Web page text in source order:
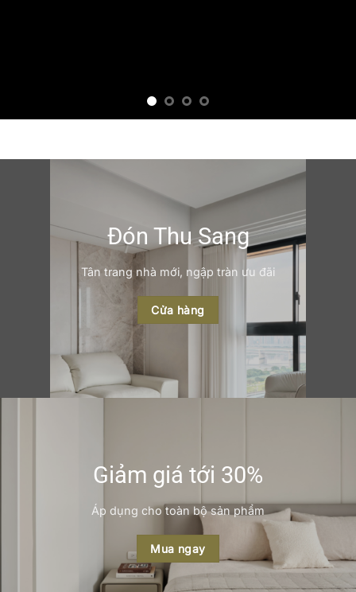
Đón Thu Sang
Tân trang nhà mới, ngập tràn ưu đãi
Cửa hàng
Giảm giá tới 30%
Áp dụng cho toàn bộ sản phẩm
Mua ngay